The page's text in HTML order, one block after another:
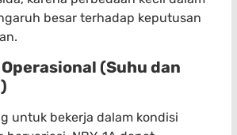
besar terhadap keputusan
(Suhu dan
untuk bekerja dalam kondisi